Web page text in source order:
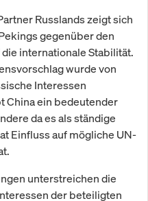
Russlands zeigt sich
gegenüber den
internationale Stabilität.
wurde von
Interessen
China ein bedeutender
da es als ständige
Einfluss auf mögliche UN-
unterstreichen die
der beteiligten